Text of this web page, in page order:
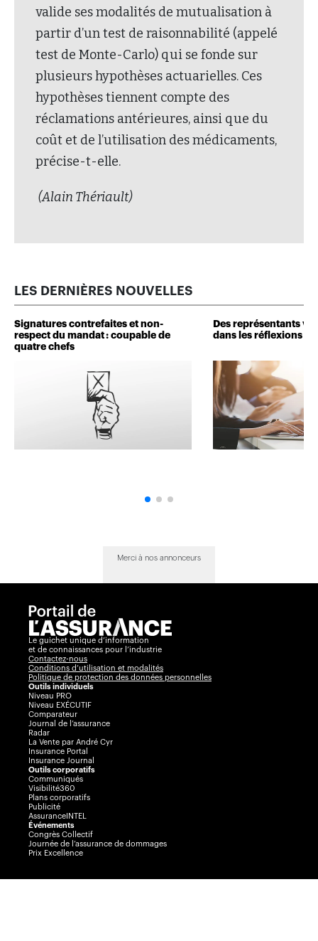
valide ses modalités de mutualisation à
partir d’un test de raisonnabilité (appelé
test de Monte-Carlo) qui se fonde sur
plusieurs hypothèses actuarielles. Ces
hypothèses tiennent compte des
réclamations antérieures, ainsi que du
coût et de l’utilisation des médicaments,
précise-t-elle.
(Alain Thériault)
LES DERNIÈRES NOUVELLES
Signatures contrefaites et non-
respect du mandat : coupable de
quatre chefs
Des représentants
dans les réflexions de
Merci à nos annonceurs
Le guichet unique d’information
et de connaissances pour l’industrie
Contactez-nous
Conditions d’utilisation et modalités
Politique de protection des données personnelles
Outils individuels
Niveau PRO
Niveau EXÉCUTIF
Comparateur
Journal de l’assurance
Radar
La Vente par André Cyr
Insurance Portal
Insurance Journal
Outils corporatifs
Communiqués
Visibilité360
Plans corporatifs
Publicité
AssuranceINTEL
Événements
Congrès Collectif
Journée de l’assurance de dommages
Prix Excellence